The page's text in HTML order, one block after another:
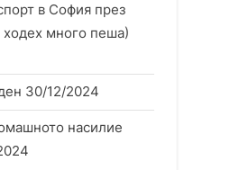
в София през
ходех много пеша)
30/12/2024
насилие